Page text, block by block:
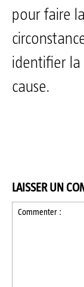
pour faire
identifier la
cause.
LAISSER UN